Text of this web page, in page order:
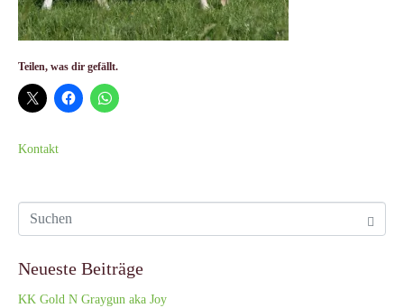
Teilen, was dir gefällt.
Kontakt
Neueste Beiträge
KK Gold N Graygun aka Joy